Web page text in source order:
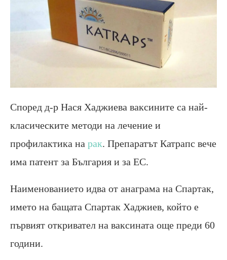
Според д-р Нася Хаджиева ваксините са най-
класическите методи на лечение и
профилактика на рак. Препаратът Катрапс вече
има патент за България и за ЕС.
Наименованието идва от анаграма на Спартак,
името на бащата Спартак Хаджиев, който е
първият откривател на ваксината още преди 60
години.